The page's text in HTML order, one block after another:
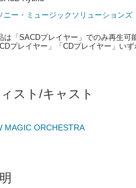
ニー・ミュージックソリューションズ
は「SACDプレイヤー」でのみ再生可
プレイヤー」「CDプレイヤー」いず
スト/キャスト
MAGIC ORCHESTRA